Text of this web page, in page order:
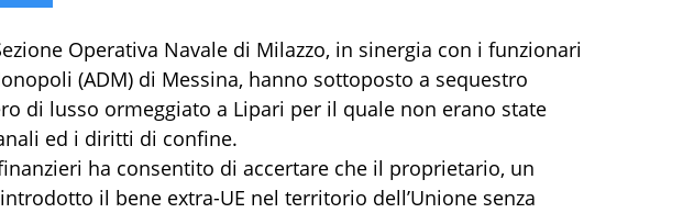
Operativa Navale di Milazzo, in sinergia con i funzionari
(ADM) di Messina, hanno sottoposto a sequestro
di lusso ormeggiato a Lipari per il quale non erano state
ed i diritti di confine.
ha consentito di accertare che il proprietario, un
il bene extra-UE nel territorio dell’Unione senza